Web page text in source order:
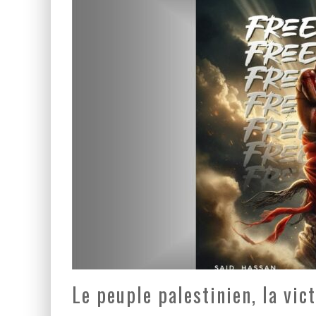
LA GUERRE SIONISTE,
LA BANALITÉ DU MAL
Le peuple palestinien, la